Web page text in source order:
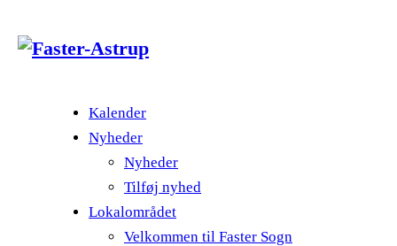
Kalender
Nyheder
Nyheder
Tilføj nyhed
Lokalområdet
Velkommen til Faster Sogn